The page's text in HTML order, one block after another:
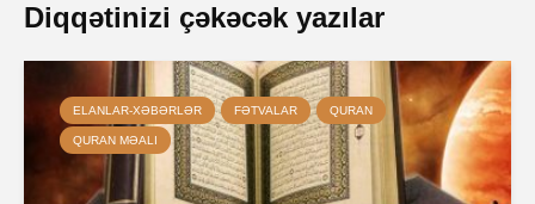
Diqqətinizi çəkəcək yazılar
ELANLAR-XƏBƏRLƏR FƏTVALAR QURAN
QURAN MƏALI